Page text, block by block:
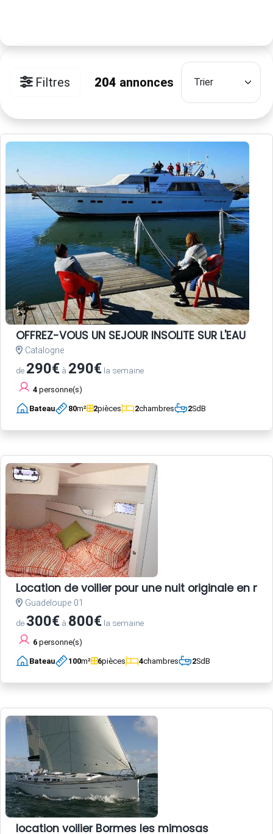
Filtres 204 annonces
OFFREZ-VOUS UN SEJOUR INSOLITE SUR L'EAU
Catalogne
de 290€ à 290€ la semaine
4 personne(s)
Bateau 80m² 2pièces 2chambres 2SdB
Location de voilier pour une nuit originale en
Guadeloupe 01
de 300€ à 800€ la semaine
6 personne(s)
Bateau 100m² 6pièces 4chambres 2SdB
location voilier Bormes les mimosas